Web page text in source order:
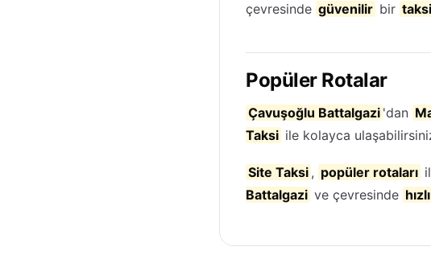
çevresinde güvenilir bir
Popüler Rotalar
Çavuşoğlu Battalgazi 'dan
Taksi ile kolayca
Site Taksi , popüler rotaları
Battalgazi ve çevresinde hızlı